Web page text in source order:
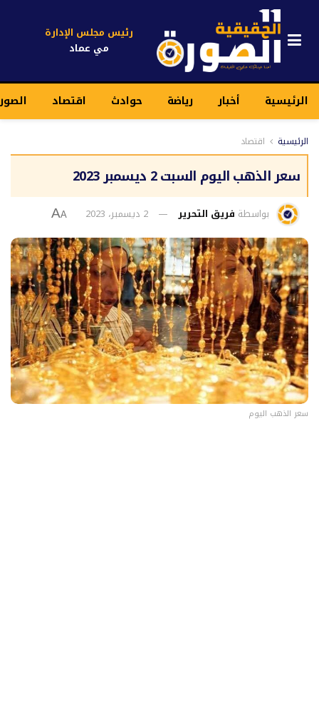
رئيس مجلس الإدارة
مي عماد
الرئيسية أخبار رياضة حوادث اقتصاد
الرئيسية اقتصاد
سعر الذهب اليوم السبت 2 ديسمبر 2023
بواسطة فريق التحرير 2 ديسمبر، 2023 A
A
سعر الذهب اليوم